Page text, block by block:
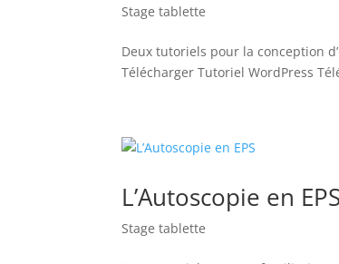
Stage tablette
Deux tutoriels pour la conception
Télécharger Tutoriel WordPress
L’Autoscopie en EPS
Stage tablette